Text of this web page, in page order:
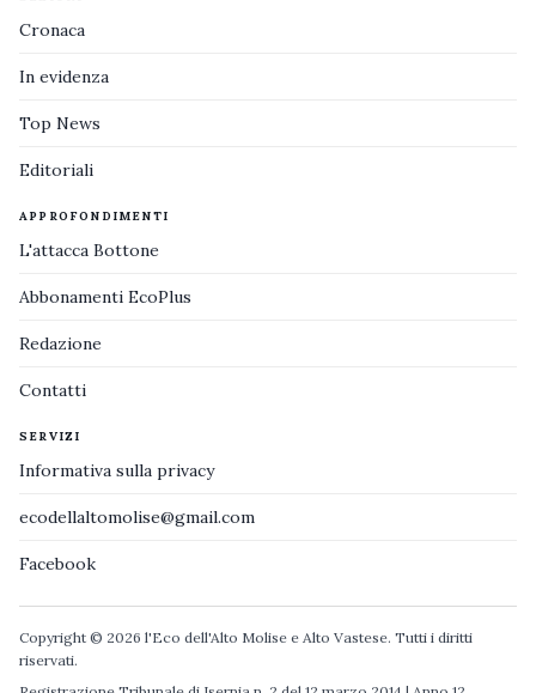
Cronaca
In evidenza
Top News
Editoriali
APPROFONDIMENTI
L'attacca Bottone
Abbonamenti EcoPlus
Redazione
Contatti
SERVIZI
Informativa sulla privacy
ecodellaltomolise@gmail.com
Facebook
Copyright © 2026 l'Eco dell'Alto Molise e Alto Vastese. Tutti i diritti
riservati.